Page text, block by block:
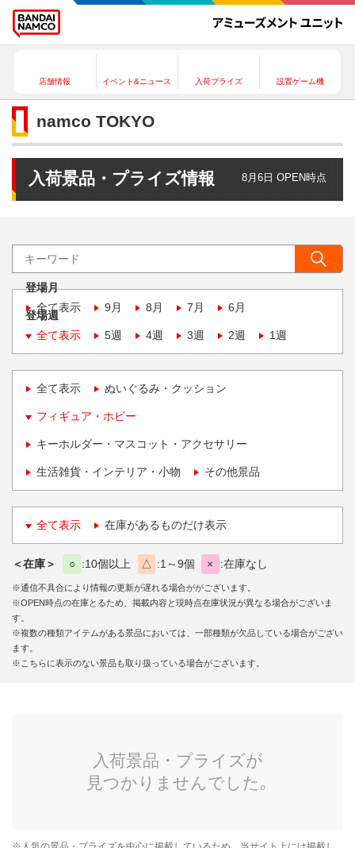
店舗情報 イベント&ニュース 入荷プライズ 設置ゲーム機
namco TOKYO
入荷景品・プライズ情報 8月6日 OPEN時点
登場月
全て表示
9月 8月 7月 6月
登場週
全て表示
5週 4週 3週 2週 1週
全て表示 ぬいぐるみ・クッション
フィギュア・ホビー
キーホルダー・マスコット・アクセサリー
生活雑貨・インテリア・小物 その他景品
全て表示 在庫があるものだけ表示
＜在庫＞ ○ 10個以上 △ 1～9個 × 在庫なし
※通信不具合により情報の更新が遅れる場合ががございます。
※OPEN時点の在庫とるため、掲載内容と現時点在庫状況が異なる場合がございま
す。
※複数の種類アイテムがある景品においては、一部種類が欠品している場合がござい
ます。
※こちらに表示のない景品も取り扱っている場合がございます。